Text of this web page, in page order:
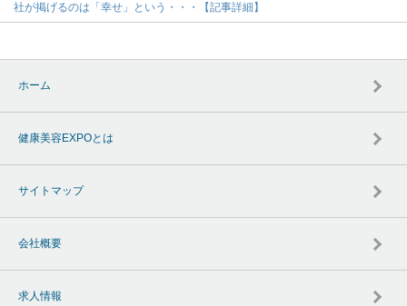
社が掲げるのは「幸せ」という・・・【記事詳細】
ホーム
健康美容EXPOとは
サイトマップ
会社概要
求人情報